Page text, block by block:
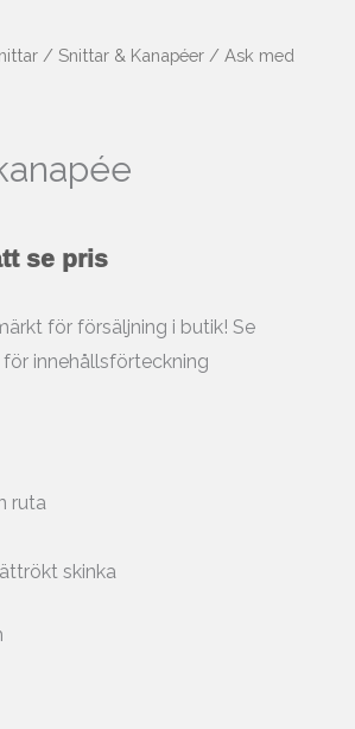
/ Snittar & Kanapéer / Ask med
se pris
för försäljning i butik! Se
innehållsförteckning
ruta
skinka